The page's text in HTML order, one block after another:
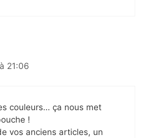
21:06
couleurs… ça nous met
!
vos anciens articles, un